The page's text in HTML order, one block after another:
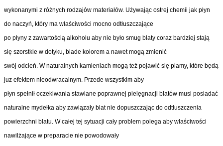
wykonanymi z różnych rodzajów materiałów. Używając ostrej chemii jak płyn
do naczyń, który ma właściwości mocno odtłuszczające
po płyny z zawartością alkoholu aby nie było smug blaty coraz bardziej stają
się szorstkie w dotyku, blade kolorem a nawet mogą zmienić
swój odcień. W naturalnych kamieniach mogą też pojawić się plamy, które będą
juz efektem nieodwracalnym. Przede wszystkim aby
płyn spełnił oczekiwania stawiane poprawnej pielęgnacji blatów musi posiadać
naturalne mydełka aby zawiązały blat nie dopuszczając do odtłuszczenia
powierzchni blatu. W całej tej sytuacji cały problem polega aby właściwości
nawilżające w preparacie nie powodowały